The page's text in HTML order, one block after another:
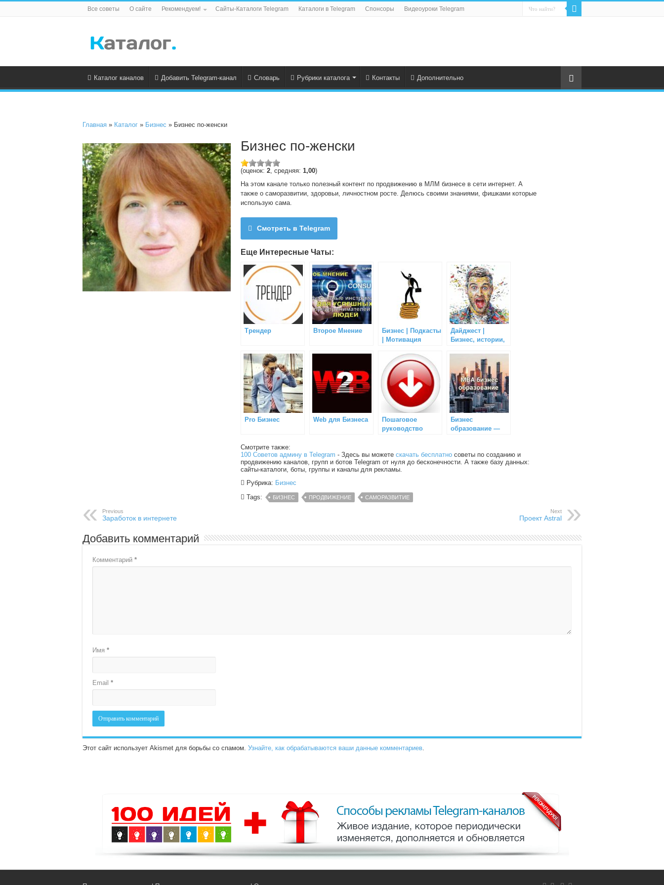
Все советы О сайте Рекомендуем! Сайты-Каталоги Telegram Каталоги в Telegram Спонсоры Видеоуроки Telegram
Каталог каналов Добавить Telegram-канал Словарь Рубрики каталога Контакты Дополнительно
Главная » Каталог » Бизнес » Бизнес по-женски
Бизнес по-женски
(оценок: 2, средняя: 1,00)
На этом канале только полезный контент по продвижению в МЛМ бизнесе в сети интернет. А
также о саморазвитии, здоровьи, личностном росте. Делюсь своими знаниями, фишками которые
использую сама.
Смотреть в Telegram
Еще Интересные Чаты:
Трендер Второе Мнение
Бизнес | Подкасты
| Мотивация
Дайджест |
Бизнес, истории,
Pro Бизнес Web для Бизнеса
Пошаговое
руководство
Бизнес
образование —
Смотрите также:
100 Советов админу в Telegram - Здесь вы можете скачать бесплатно советы по созданию и
продвижению каналов, групп и ботов Telegram от нуля до бесконечности. А также базу данных:
сайты-каталоги, боты, группы и каналы для рекламы.
Рубрика: Бизнес
Tags:
БИЗНЕС ПРОДВИЖЕНИЕ САМОРАЗВИТИЕ
Previous
Заработок в интернете
Next
Проект Astral
Добавить комментарий
Комментарий *
Имя *
Email *
Этот сайт использует Akismet для борьбы со спамом. Узнайте, как обрабатываются ваши данные комментариев.